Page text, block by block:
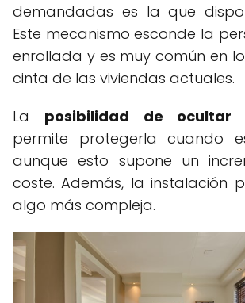
demandadas es la que
Este mecanismo esconde la
enrollada y es muy común en
cinta de las viviendas actuales.
La posibilidad de ocultar
permite protegerla cuando
aunque esto supone un
coste. Además, la instalación
algo más compleja.